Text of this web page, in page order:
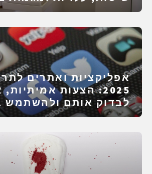
אפליקציות ואתרים
2025: הצעות
לבדוק אותם ולהשתמש